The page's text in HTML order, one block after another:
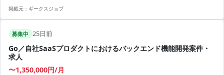
ずれか1つ以上の実務経験（3年以上） 【フロントエンド】 TypeScript
HTML/CSSの全体設計およびコーディング経験 【バックエンド】 Web
アプリケーションのバックエンド開発...
掲載元： ギークスジョブ
募集中 25日前
Go／自社SaaSプロダクトにおけるバックエンド機能開発案件・
求人
〜1,350,000円/月